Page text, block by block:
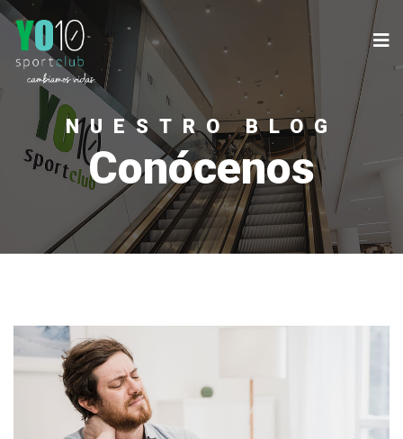
NUESTRO BLOG
Conócenos